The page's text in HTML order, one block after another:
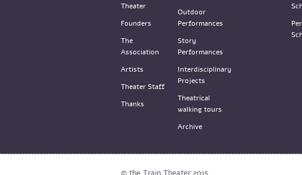
Theater
Founders
The
Association
Artists
Theater Staff
Thanks
Outdoor
Performances
Story
Performances
Interdisciplinary
Projects
Theatrical
walking tours
Archive